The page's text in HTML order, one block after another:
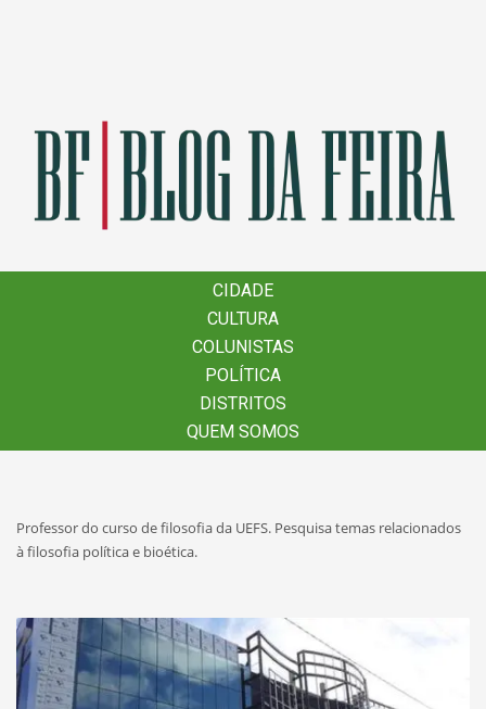
CIDADE
CULTURA
COLUNISTAS
POLÍTICA
DISTRITOS
QUEM SOMOS
CIDADE
CULTURA
COLUNISTAS
POLÍTICA
DISTRITOS
QUEM SOMOS
Professor do curso de filosofia da UEFS. Pesquisa temas relacionados
à filosofia política e bioética.